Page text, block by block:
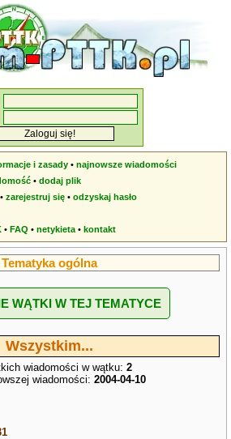
i zasady •najnowsze wiadomości
•dodaj plik
•zarejestruj się •odzyskaj hasło
•FAQ •netykieta •kontakt
Tematyka ogólna
WĄTKI W TEJ TEMATYCE
Wszystkim...
wiadomości w wątku: 2
wiadomości: 2004-04-10